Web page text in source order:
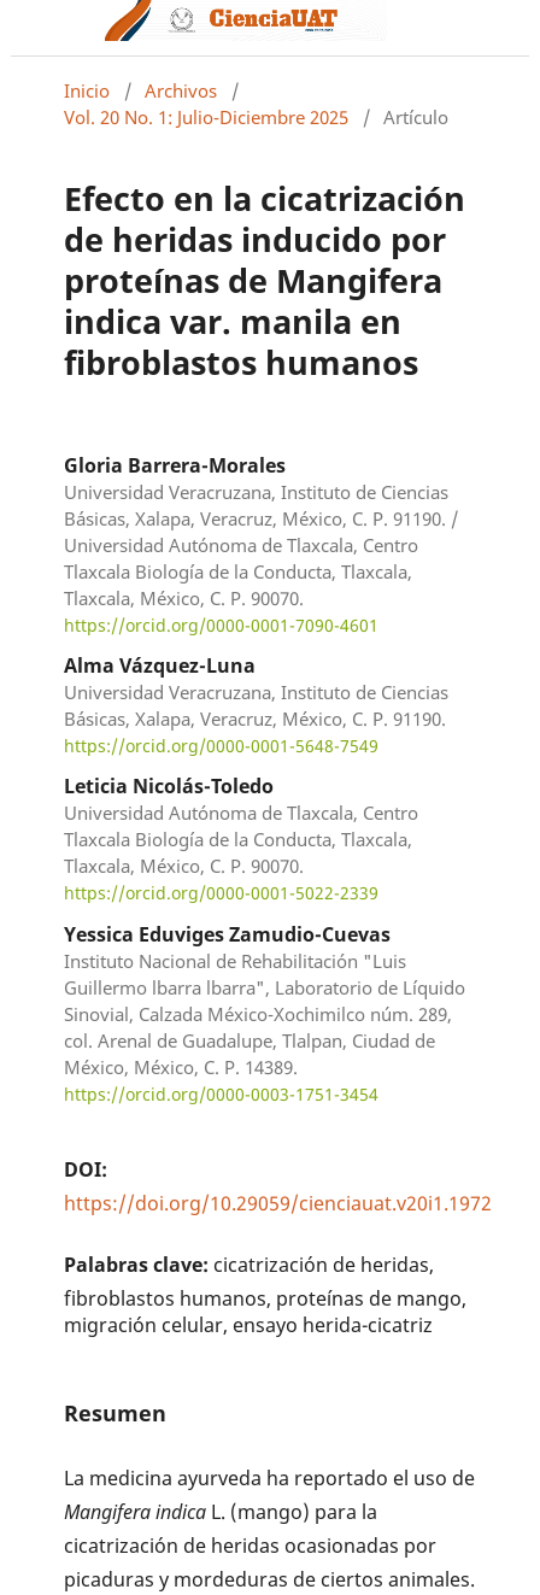
Inicio / Archivos
/
Vol. 20 No. 1: Julio-Diciembre 2025
/ Artículo
Efecto en la cicatrización
de heridas inducido por
proteínas de Mangifera
indica var. manila en
fibroblastos humanos
Gloria Barrera-Morales
Universidad Veracruzana, Instituto de Ciencias
Básicas, Xalapa, Veracruz, México, C. P. 91190. /
Universidad Autónoma de Tlaxcala, Centro
Tlaxcala Biología de la Conducta, Tlaxcala,
Tlaxcala, México, C. P. 90070.
https://orcid.org/0000-0001-7090-4601
Alma Vázquez-Luna
Universidad Veracruzana, Instituto de Ciencias
Básicas, Xalapa, Veracruz, México, C. P. 91190.
https://orcid.org/0000-0001-5648-7549
Leticia Nicolás-Toledo
Universidad Autónoma de Tlaxcala, Centro
Tlaxcala Biología de la Conducta, Tlaxcala,
Tlaxcala, México, C. P. 90070.
https://orcid.org/0000-0001-5022-2339
Yessica Eduviges Zamudio-Cuevas
Instituto Nacional de Rehabilitación "Luis
Guillermo lbarra lbarra", Laboratorio de Líquido
Sinovial, Calzada México-Xochimilco núm. 289,
col. Arenal de Guadalupe, Tlalpan, Ciudad de
México, México, C. P. 14389.
https://orcid.org/0000-0003-1751-3454
DOI:
https://doi.org/10.29059/cienciauat.v20i1.1972
Palabras clave: cicatrización de heridas,
fibroblastos humanos, proteínas de mango,
migración celular, ensayo herida-cicatriz
Resumen
La medicina ayurveda ha reportado el uso de
Mangifera indica L. (mango) para la
cicatrización de heridas ocasionadas por
picaduras y mordeduras de ciertos animales.